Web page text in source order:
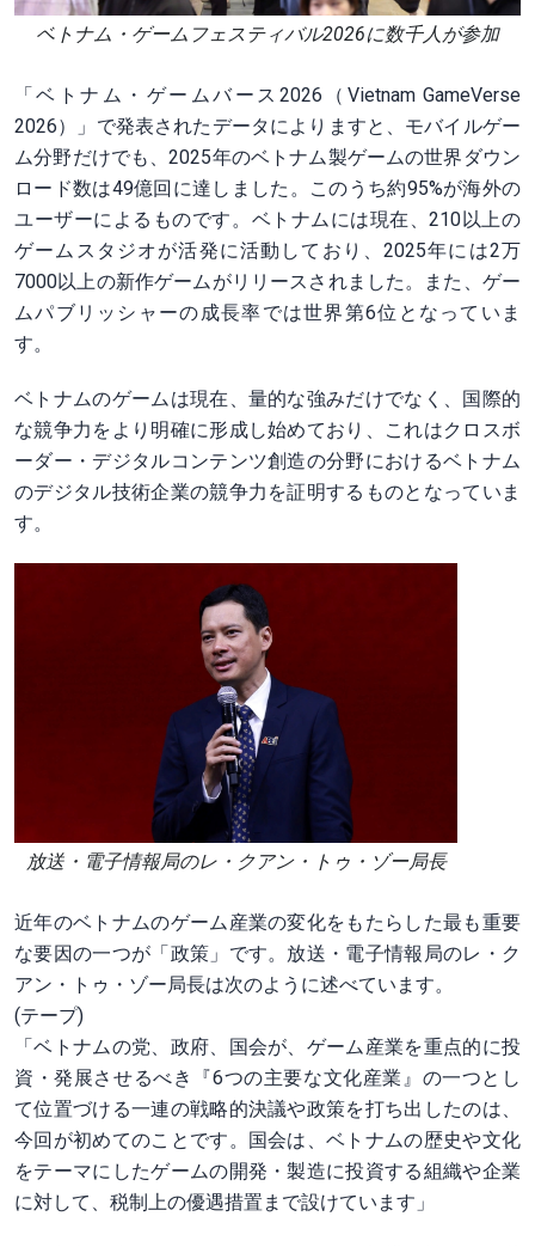
ベトナム・ゲームフェスティバル2026に数千人が参加
「ベトナム・ゲームバース2026（Vietnam GameVerse
2026）」で発表されたデータによりますと、モバイルゲー
ム分野だけでも、2025年のベトナム製ゲームの世界ダウン
ロード数は49億回に達しました。このうち約95%が海外の
ユーザーによるものです。ベトナムには現在、210以上の
ゲームスタジオが活発に活動しており、2025年には2万
7000以上の新作ゲームがリリースされました。また、ゲー
ムパブリッシャーの成長率では世界第6位となっていま
す。
ベトナムのゲームは現在、量的な強みだけでなく、国際的
な競争力をより明確に形成し始めており、これはクロスボ
ーダー・デジタルコンテンツ創造の分野におけるベトナム
のデジタル技術企業の競争力を証明するものとなっていま
す。
放送・電子情報局のレ・クアン・トゥ・ゾー局長
近年のベトナムのゲーム産業の変化をもたらした最も重要
な要因の一つが「政策」です。放送・電子情報局のレ・ク
アン・トゥ・ゾー局長は次のように述べています。
(テープ)
「ベトナムの党、政府、国会が、ゲーム産業を重点的に投
資・発展させるべき『6つの主要な文化産業』の一つとし
て位置づける一連の戦略的決議や政策を打ち出したのは、
今回が初めてのことです。国会は、ベトナムの歴史や文化
をテーマにしたゲームの開発・製造に投資する組織や企業
に対して、税制上の優遇措置まで設けています」